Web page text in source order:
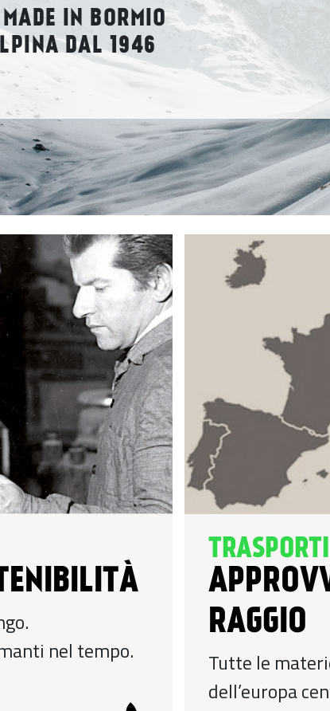
IN BORMIO
DAL 1946
nel tempo.
TRASPORTI
RAGGIO
Tutte le
dell’europa